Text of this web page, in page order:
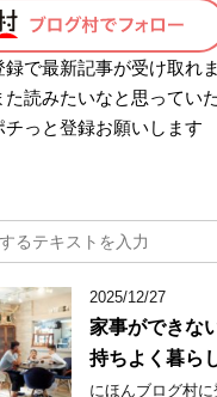
録で最新記事が受け取れま
た読みたいなと思ってい
っと登録お願いします
2025/12/27
家事ができな
持ちよく暮ら
にほんブログ村